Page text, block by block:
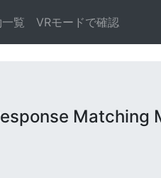
覧 VRモードで確認
Matching